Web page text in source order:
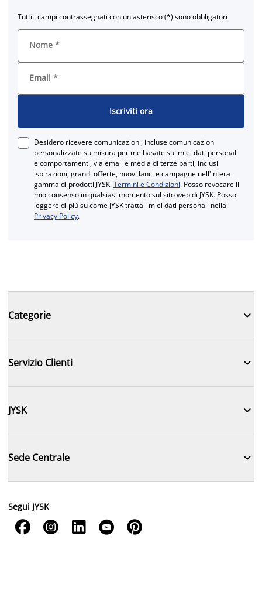
Tutti i campi contrassegnati con un asterisco (*) sono obbligatori
Nome *
Email *
Iscriviti ora
Desidero ricevere comunicazioni, incluse comunicazioni
personalizzate su misura per me basate sui miei dati personali
e comportamenti, via email e media di terze parti, inclusi
ispirazioni, grandi offerte, nuovi lanci e campagne nell'intera
gamma di prodotti JYSK.Termini e Condizioni. Posso revocare il
mio consenso in qualsiasi momento sul sito web di JYSK. Posso
leggere di più su come JYSK tratta i miei dati personali nella
Privacy Policy.
Categorie 
Servizio Clienti 
JYSK 
Sede Centrale 
Segui JYSK
    